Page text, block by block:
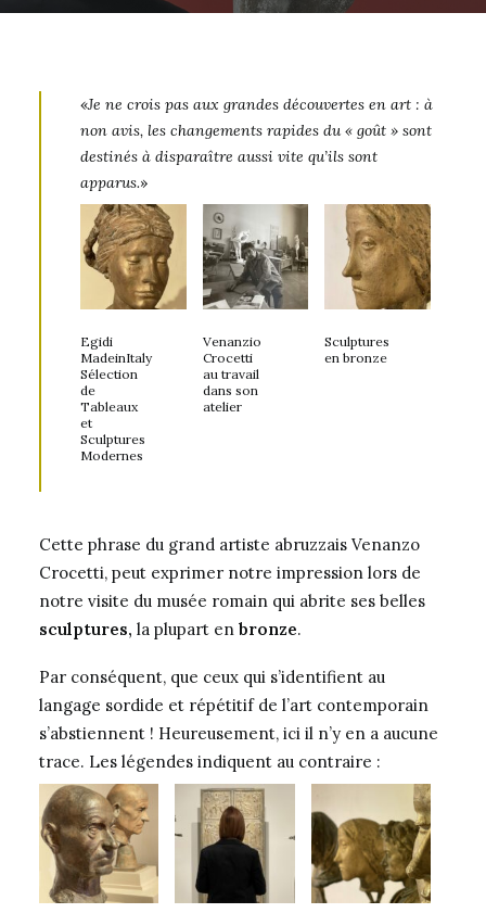
«Je ne crois pas aux grandes découvertes en art : à
non avis, les changements rapides du « goût » sont
destinés à disparaître aussi vite qu’ils sont
apparus.»
Egidi
MadeinItaly
Sélection
de
Tableaux
et
Sculptures
Modernes
Venanzio
Crocetti
au travail
dans son
atelier
Sculptures
en bronze
Cette phrase du grand artiste abruzzais Venanzo
Crocetti, peut exprimer notre impression lors de
notre visite du musée romain qui abrite ses belles
sculptures, la plupart en bronze.
Par conséquent, que ceux qui s’identifient au
langage sordide et répétitif de l’art contemporain
s’abstiennent ! Heureusement, ici il n’y en a aucune
trace. Les légendes indiquent au contraire :